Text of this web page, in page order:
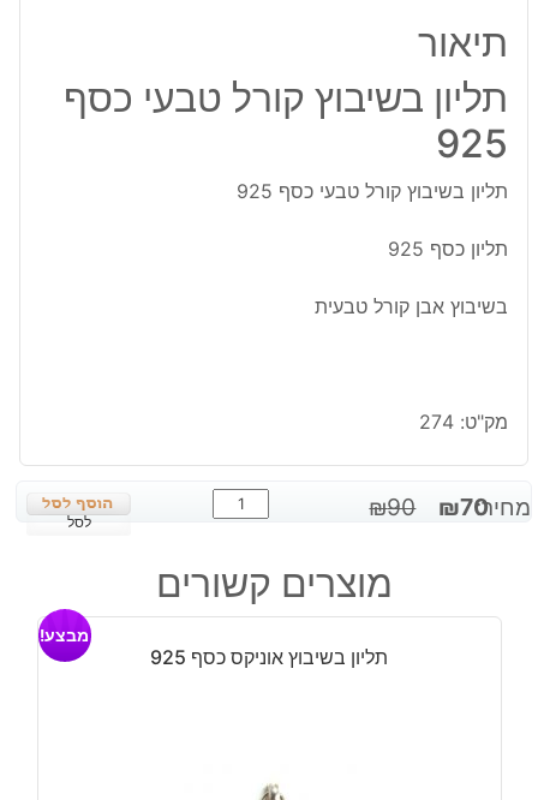
תיאור
תליון בשיבוץ קורל טבעי כסף
925
תליון בשיבוץ קורל טבעי כסף 925
תליון כסף 925
בשיבוץ אבן קורל טבעית
מק"ט: 274
מחיר: ₪90
המחיר
₪70
המחיר
כמות
של
בשיבוץ
קורל
כסף
לסל
מוצרים קשורים
תליון בשיבוץ אוניקס כסף 925
מבצע!